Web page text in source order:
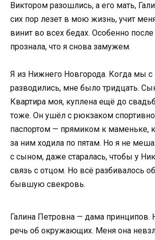
Виктором разошлись, а его мать,
сих пор лезет в мою жизнь, учит
винит во всех бедах. Особенно после
прознала, что я снова замужем.
Я из Нижнего Новгорода. Когда мы с
разводились, мне было тридцать.
Квартира моя, куплена ещё до
тоже. Он ушёл с рюкзаком
паспортом — прямиком к маменьке,
за ним ходила по пятам. Но я не
с сыном, даже старалась, чтобы у
связь с отцом. Но всё разбивалось
бывшую свекровь.
Галина Петровна — дама принципов.
речь об окружающих. Меня она